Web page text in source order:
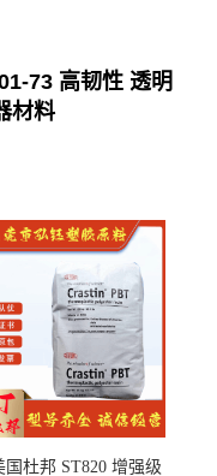
73 高韧性 透明
材料
国杜邦 ST820 增强级